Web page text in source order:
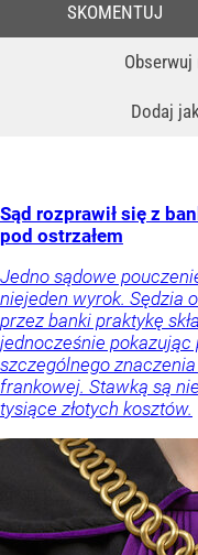
Obserwuj
Dodaj
SKOMENTUJ
Sąd rozprawił się z
pod ostrzałem
Jedno sądowe
niejeden wyrok. Sędzia
przez banki praktykę
jednocześnie
szczególnego
frankowej. Stawką są
tysiące złotych kosztów.